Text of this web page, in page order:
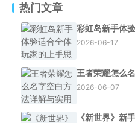
热门文章
彩虹岛新手体
2026-06-17
王者荣耀怎么
2026-06-07
《新世界》新